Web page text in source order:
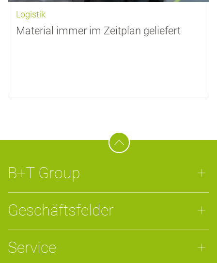
Logistik
Material immer im Zeitplan geliefert
B+T Group
Geschäftsfelder
Service